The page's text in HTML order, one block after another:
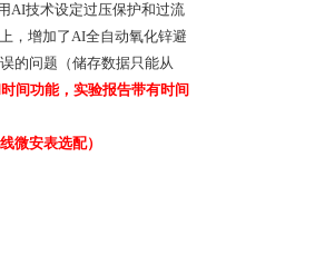
AI技术设定过压保护和过流
，增加了AI全自动氧化锌避
的问题（储存数据只能从
间功能，实验报告带有时间
微安表选配）